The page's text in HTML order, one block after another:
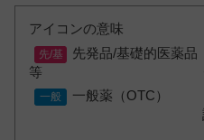
アイコンの意味
先発品/基礎的医薬品
等
一般薬（OTC）